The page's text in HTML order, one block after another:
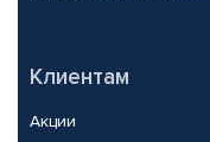
Клиентам
Акции